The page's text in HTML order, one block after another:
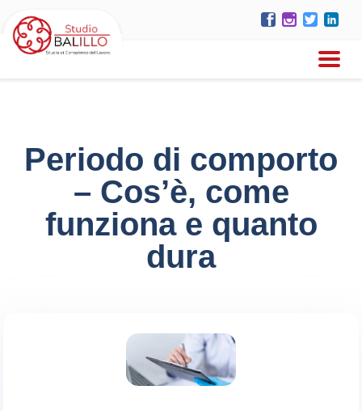
Periodo di comporto
– Cos’è, come
funziona e quanto
dura